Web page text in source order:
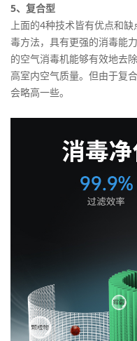
5、复合型
上面的4种技术皆有优点和
毒方法，具有更强的消毒能
的空气消毒机能够有效地去
高室内空气质量。但由于复
会略高一些。